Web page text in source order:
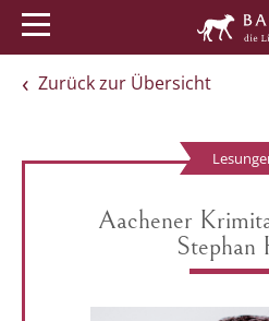
Zurück zur Übersicht
Aachener
Stephan